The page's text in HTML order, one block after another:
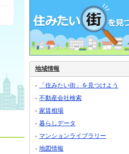
地域情報
「住みたい街」を見つけよう
不動産会社検索
家賃相場
暮らしデータ
マンションライブラリー
地図情報